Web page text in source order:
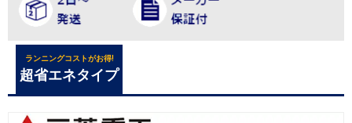
ランニングコストがお得!
超省エネタイプ